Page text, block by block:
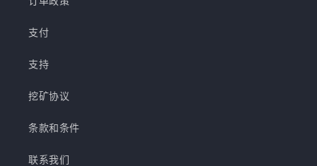
支付
支持
挖矿协议
条款和条件
联系我们